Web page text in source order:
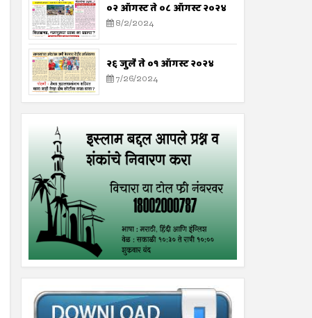
०२ ऑगस्ट ते ०८ ऑगस्ट २०२४
8/2/2024
२६ जुलै ते ०१ ऑगस्ट २०२४
7/26/2024